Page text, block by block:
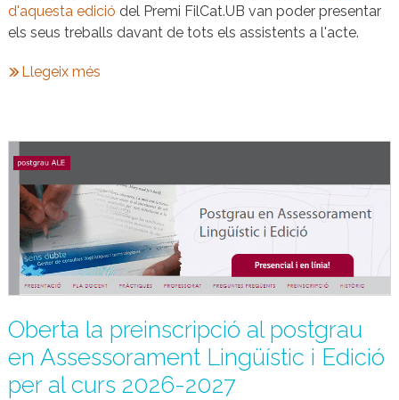
d'aquesta edició del Premi FilCat.UB van poder presentar
els seus treballs davant de tots els assistents a l'acte.
Llegeix més
Oberta la preinscripció al postgrau
en Assessorament Lingüístic i Edició
per al curs 2026-2027